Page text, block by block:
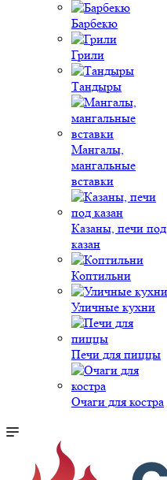
Барбекю
Грили
Тандыры
Мангалы,
мангальные
вставки
Казаны, печи под
казан
Коптильни
Уличные кухни
Печи для пиццы
Очаги для костра